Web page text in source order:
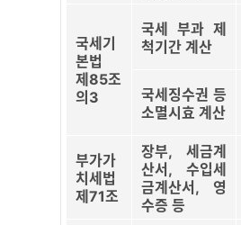
국세기
본법
제85조
의3
국세 부과 제
척기간 계산
국세징수권 등
소멸시효 계산
부가가
치세법
제71조
장부, 세금계
산서, 수입세
금계산서, 영
수증 등